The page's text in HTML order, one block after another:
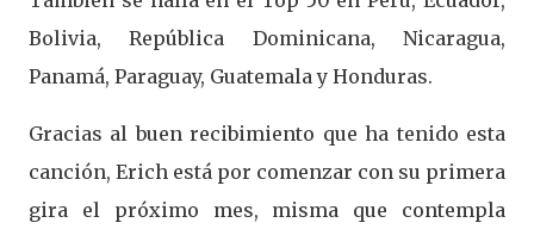
Bolivia, República Dominicana, Nicaragua,
Panamá, Paraguay, Guatemala y Honduras.
Gracias al buen recibimiento que ha tenido esta
canción, Erich está por comenzar con su primera
gira el próximo mes, misma que contempla